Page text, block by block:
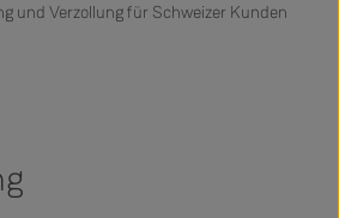
und Verzollung für Schweizer Kunden